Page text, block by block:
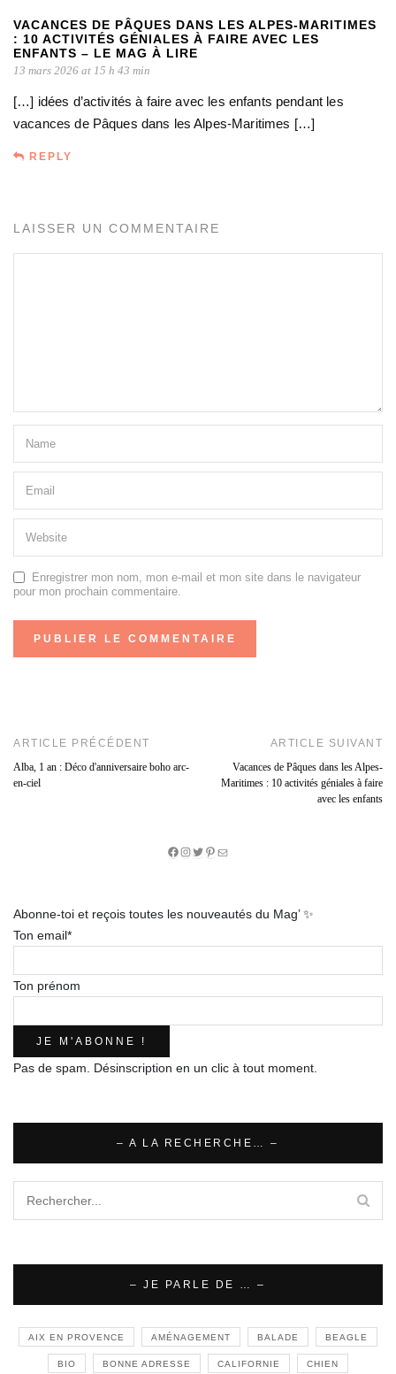
VACANCES DE PÂQUES DANS LES ALPES-MARITIMES
: 10 ACTIVITÉS GÉNIALES À FAIRE AVEC LES
ENFANTS – LE MAG À LIRE
13 mars 2026 at 15 h 43 min
[…] idées d’activités à faire avec les enfants pendant les
vacances de Pâques dans les Alpes-Maritimes […]
REPLY
LAISSER UN COMMENTAIRE
Enregistrer mon nom, mon e-mail et mon site dans le navigateur
pour mon prochain commentaire.
ARTICLE PRÉCÉDENT
Alba, 1 an : Déco d'anniversaire boho arc-
en-ciel
ARTICLE SUIVANT
Vacances de Pâques dans les Alpes-
Maritimes : 10 activités géniales à faire
avec les enfants
Facebook
Instagram
Twitter
Pinterest
E-
Abonne-toi et reçois toutes les nouveautés du Mag’ ✨
Ton email*
Ton prénom
Pas de spam. Désinscription en un clic à tout moment.
– A LA RECHERCHE… –
– JE PARLE DE … –
AIX EN PROVENCE AMÉNAGEMENT BALADE BEAGLE
BIO BONNE ADRESSE CALIFORNIE CHIEN